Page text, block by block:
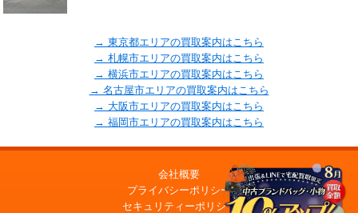
→ 東京都エリアの買取案内はこちら
→ 札幌市エリアの買取案内はこちら
→ 横浜市エリアの買取案内はこちら
→ 名古屋市エリアの買取案内はこちら
→ 大阪市エリアの買取案内はこちら
→ 福岡市エリアの買取案内はこちら
会社概要
プライバシーポリシー
セキュリティーポリシー